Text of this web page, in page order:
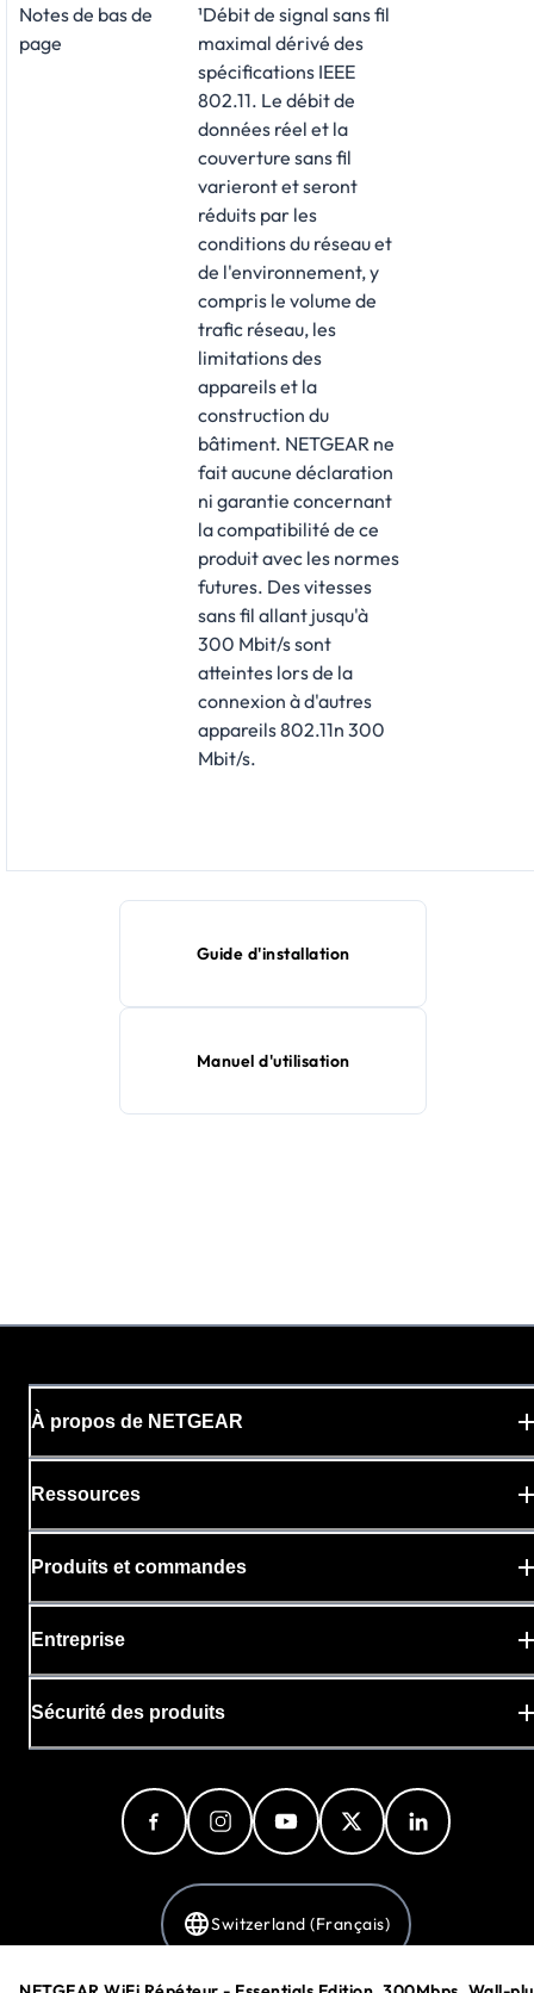
Notes de bas de
page
¹Débit de signal sans fil
maximal dérivé des
spécifications IEEE
802.11. Le débit de
données réel et la
couverture sans fil
varieront et seront
réduits par les
conditions du réseau et
de l'environnement, y
compris le volume de
trafic réseau, les
limitations des
appareils et la
construction du
bâtiment. NETGEAR ne
fait aucune déclaration
ni garantie concernant
la compatibilité de ce
produit avec les normes
futures. Des vitesses
sans fil allant jusqu'à
300 Mbit/s sont
atteintes lors de la
connexion à d'autres
appareils 802.11n 300
Mbit/s.
Guide d'installation
Manuel d'utilisation
À propos de NETGEAR
Ressources
Produits et commandes
Entreprise
Sécurité des produits
Switzerland (Français)